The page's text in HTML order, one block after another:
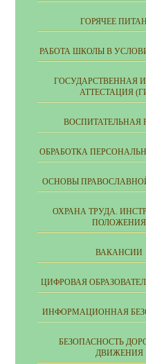
ГОРЯЧЕЕ
РАБОТА ШКОЛЫ В
ГОСУДАРСТВЕННАЯ
АТТЕСТАЦИЯ
ВОСПИТАТЕЛЬНАЯ
ОБРАБОТКА
ОСНОВЫ
ОХРАНА ТРУДА.
ПОЛОЖЕНИЯ
ВАКАНСИИ
ЦИФРОВАЯ
ИНФОРМАЦИОННАЯ
БЕЗОПАСНОСТЬ
ДВИЖЕНИЯ